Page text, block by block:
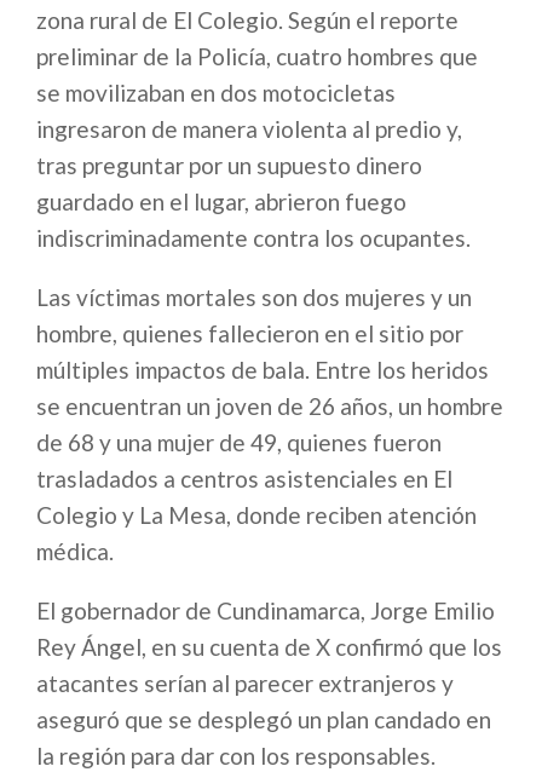
zona rural de El Colegio. Según el reporte
preliminar de la Policía, cuatro hombres que
se movilizaban en dos motocicletas
ingresaron de manera violenta al predio y,
tras preguntar por un supuesto dinero
guardado en el lugar, abrieron fuego
indiscriminadamente contra los ocupantes.
Las víctimas mortales son dos mujeres y un
hombre, quienes fallecieron en el sitio por
múltiples impactos de bala. Entre los heridos
se encuentran un joven de 26 años, un hombre
de 68 y una mujer de 49, quienes fueron
trasladados a centros asistenciales en El
Colegio y La Mesa, donde reciben atención
médica.
El gobernador de Cundinamarca, Jorge Emilio
Rey Ángel, en su cuenta de X confirmó que los
atacantes serían al parecer extranjeros y
aseguró que se desplegó un plan candado en
la región para dar con los responsables.